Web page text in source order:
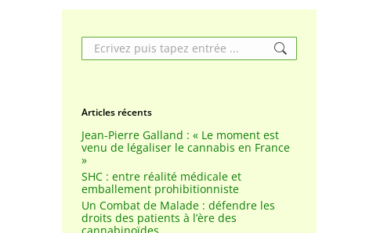
Search:
Articles récents
Jean-Pierre Galland : « Le moment est
venu de légaliser le cannabis en France
»
SHC : entre réalité médicale et
emballement prohibitionniste
Un Combat de Malade : défendre les
droits des patients à l’ère des